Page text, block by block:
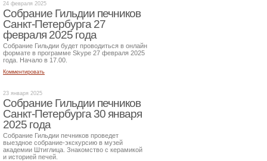
24 февраля 2025
Собрание Гильдии печников
Санкт-Петербурга 27
февраля 2025 года
Собрание Гильдии будет проводиться в онлайн
формате в программе Skype 27 февраля 2025
года. Начало в 17.00.
Комментировать
23 января 2025
Собрание Гильдии печников
Санкт-Петербурга 30 января
2025 года
Собрание Гильдии печников проведет
выездное собрание-экскурсию в музей
академии Штиглица. Знакомство с керамикой
и историей печей.